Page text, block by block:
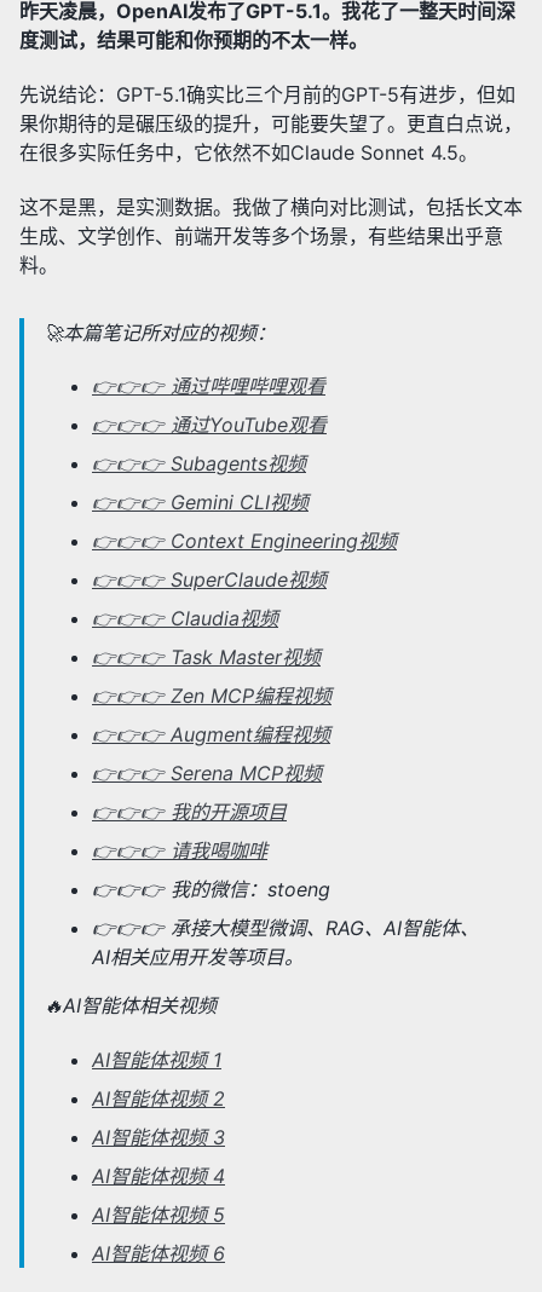
昨天凌晨，OpenAI发布了GPT-5.1。我花了一整天时间深
度测试，结果可能和你预期的不太一样。
先说结论：GPT-5.1确实比三个月前的GPT-5有进步，但如
果你期待的是碾压级的提升，可能要失望了。更直白点说，
在很多实际任务中，它依然不如Claude Sonnet 4.5。
这不是黑，是实测数据。我做了横向对比测试，包括长文本
生成、文学创作、前端开发等多个场景，有些结果出乎意
料。
🚀本篇笔记所对应的视频：
👉👉👉 通过哔哩哔哩观看
👉👉👉 通过YouTube观看
👉👉👉 Subagents视频
👉👉👉 Gemini CLI视频
👉👉👉 Context Engineering视频
👉👉👉 SuperClaude视频
👉👉👉 Claudia视频
👉👉👉 Task Master视频
👉👉👉 Zen MCP编程视频
👉👉👉 Augment编程视频
👉👉👉 Serena MCP视频
👉👉👉 我的开源项目
👉👉👉 请我喝咖啡
👉👉👉 我的微信：stoeng
👉👉👉 承接大模型微调、RAG、AI智能体、
AI相关应用开发等项目。
🔥AI智能体相关视频
AI智能体视频 1
AI智能体视频 2
AI智能体视频 3
AI智能体视频 4
AI智能体视频 5
AI智能体视频 6